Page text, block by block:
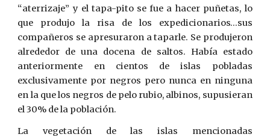
“aterrizaje” y el tapa-pito se fue a hacer puñetas, lo
que produjo la risa de los expedicionarios…sus
compañeros se apresuraron a taparle. Se produjeron
alrededor de una docena de saltos. Había estado
anteriormente en cientos de islas pobladas
exclusivamente por negros pero nunca en ninguna
en la que los negros de pelo rubio, albinos, supusieran
el 30% de la población.
La vegetación de las islas mencionadas